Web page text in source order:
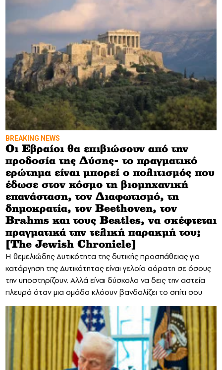
BREAKING NEWS
Οι Εβραίοι θα επιβιώσουν από την
προδοσία της Δύσης- το πραγματικό
ερώτημα είναι μπορεί ο πολιτισμός που
έδωσε στον κόσμο τη βιομηχανική
επανάσταση, τον Διαφωτισμό, τη
δημοκρατία, τον Beethoven, τον
Brahms και τους Beatles, να σκέφτεται
πραγματικά την τελική παρακμή του;
[The Jewish Chronicle]
Η θεμελιώδης Δυτικότητα της δυτικής προσπάθειας για
κατάργηση της Δυτικότητας είναι γελοία αόρατη σε όσους
την υποστηρίζουν. Αλλά είναι δύσκολο να δεις την αστεία
πλευρά όταν μια ομάδα κλόουν βανδαλίζει το σπίτι σου